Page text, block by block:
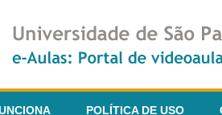
POLÍTICA DE USO